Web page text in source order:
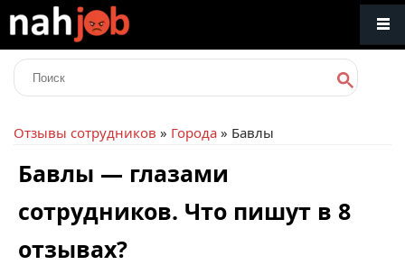
Отзывы сотрудников » Города » Бавлы
Бавлы — глазами
сотрудников. Что пишут в 8
отзывах?